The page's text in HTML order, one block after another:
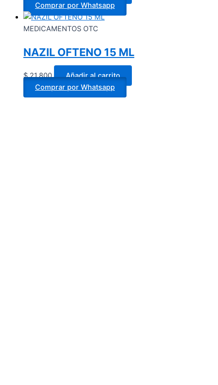
Comprar por Whatsapp
MEDICAMENTOS OTC
NAZIL OFTENO 15 ML
$21.800
Añadir al carrito
Comprar por Whatsapp